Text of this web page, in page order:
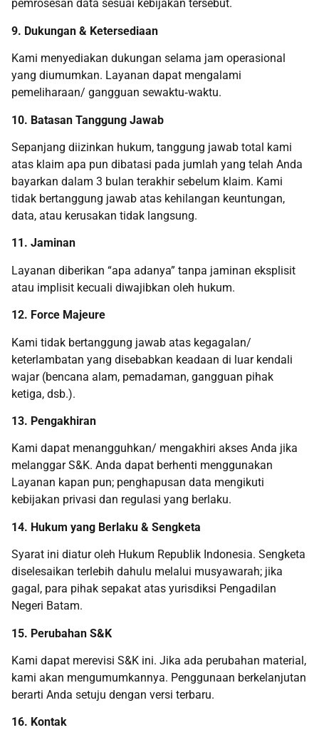
pemrosesan data sesuai kebijakan tersebut.
9. Dukungan & Ketersediaan
Kami menyediakan dukungan selama jam operasional
yang diumumkan. Layanan dapat mengalami
pemeliharaan/ gangguan sewaktu‑waktu.
10. Batasan Tanggung Jawab
Sepanjang diizinkan hukum, tanggung jawab total kami
atas klaim apa pun dibatasi pada jumlah yang telah Anda
bayarkan dalam 3 bulan terakhir sebelum klaim. Kami
tidak bertanggung jawab atas kehilangan keuntungan,
data, atau kerusakan tidak langsung.
11. Jaminan
Layanan diberikan “apa adanya” tanpa jaminan eksplisit
atau implisit kecuali diwajibkan oleh hukum.
12. Force Majeure
Kami tidak bertanggung jawab atas kegagalan/
keterlambatan yang disebabkan keadaan di luar kendali
wajar (bencana alam, pemadaman, gangguan pihak
ketiga, dsb.).
13. Pengakhiran
Kami dapat menangguhkan/ mengakhiri akses Anda jika
melanggar S&K. Anda dapat berhenti menggunakan
Layanan kapan pun; penghapusan data mengikuti
kebijakan privasi dan regulasi yang berlaku.
14. Hukum yang Berlaku & Sengketa
Syarat ini diatur oleh Hukum Republik Indonesia. Sengketa
diselesaikan terlebih dahulu melalui musyawarah; jika
gagal, para pihak sepakat atas yurisdiksi Pengadilan
Negeri Batam.
15. Perubahan S&K
Kami dapat merevisi S&K ini. Jika ada perubahan material,
kami akan mengumumkannya. Penggunaan berkelanjutan
berarti Anda setuju dengan versi terbaru.
16. Kontak